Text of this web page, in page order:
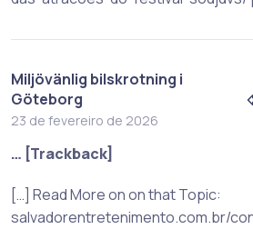
Miljövänlig bilskrotning i
Göteborg
23 de fevereiro de 2026
… [Trackback]
[…] Read More on on that Topic:
salvadorentretenimento.com.br/